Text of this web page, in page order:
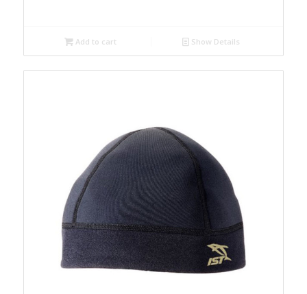
Add to cart Show Details